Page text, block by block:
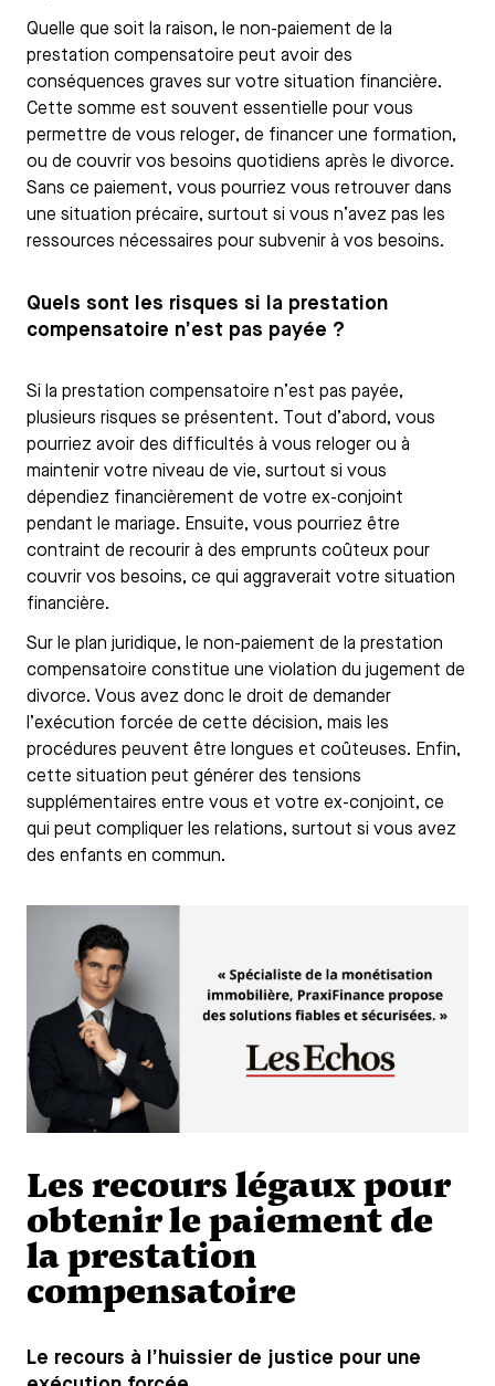
Quelle que soit la raison, le non-paiement de la
prestation compensatoire peut avoir des
conséquences graves sur votre situation financière.
Cette somme est souvent essentielle pour vous
permettre de vous reloger, de financer une formation,
ou de couvrir vos besoins quotidiens après le divorce.
Sans ce paiement, vous pourriez vous retrouver dans
une situation précaire, surtout si vous n’avez pas les
ressources nécessaires pour subvenir à vos besoins.
Quels sont les risques si la prestation
compensatoire n’est pas payée ?
Si la prestation compensatoire n’est pas payée,
plusieurs risques se présentent. Tout d’abord, vous
pourriez avoir des difficultés à vous reloger ou à
maintenir votre niveau de vie, surtout si vous
dépendiez financièrement de votre ex-conjoint
pendant le mariage. Ensuite, vous pourriez être
contraint de recourir à des emprunts coûteux pour
couvrir vos besoins, ce qui aggraverait votre situation
financière.
Sur le plan juridique, le non-paiement de la prestation
compensatoire constitue une violation du jugement de
divorce. Vous avez donc le droit de demander
l’exécution forcée de cette décision, mais les
procédures peuvent être longues et coûteuses. Enfin,
cette situation peut générer des tensions
supplémentaires entre vous et votre ex-conjoint, ce
qui peut compliquer les relations, surtout si vous avez
des enfants en commun.
Les recours légaux pour
obtenir le paiement de
la prestation
compensatoire
Le recours à l’huissier de justice pour une